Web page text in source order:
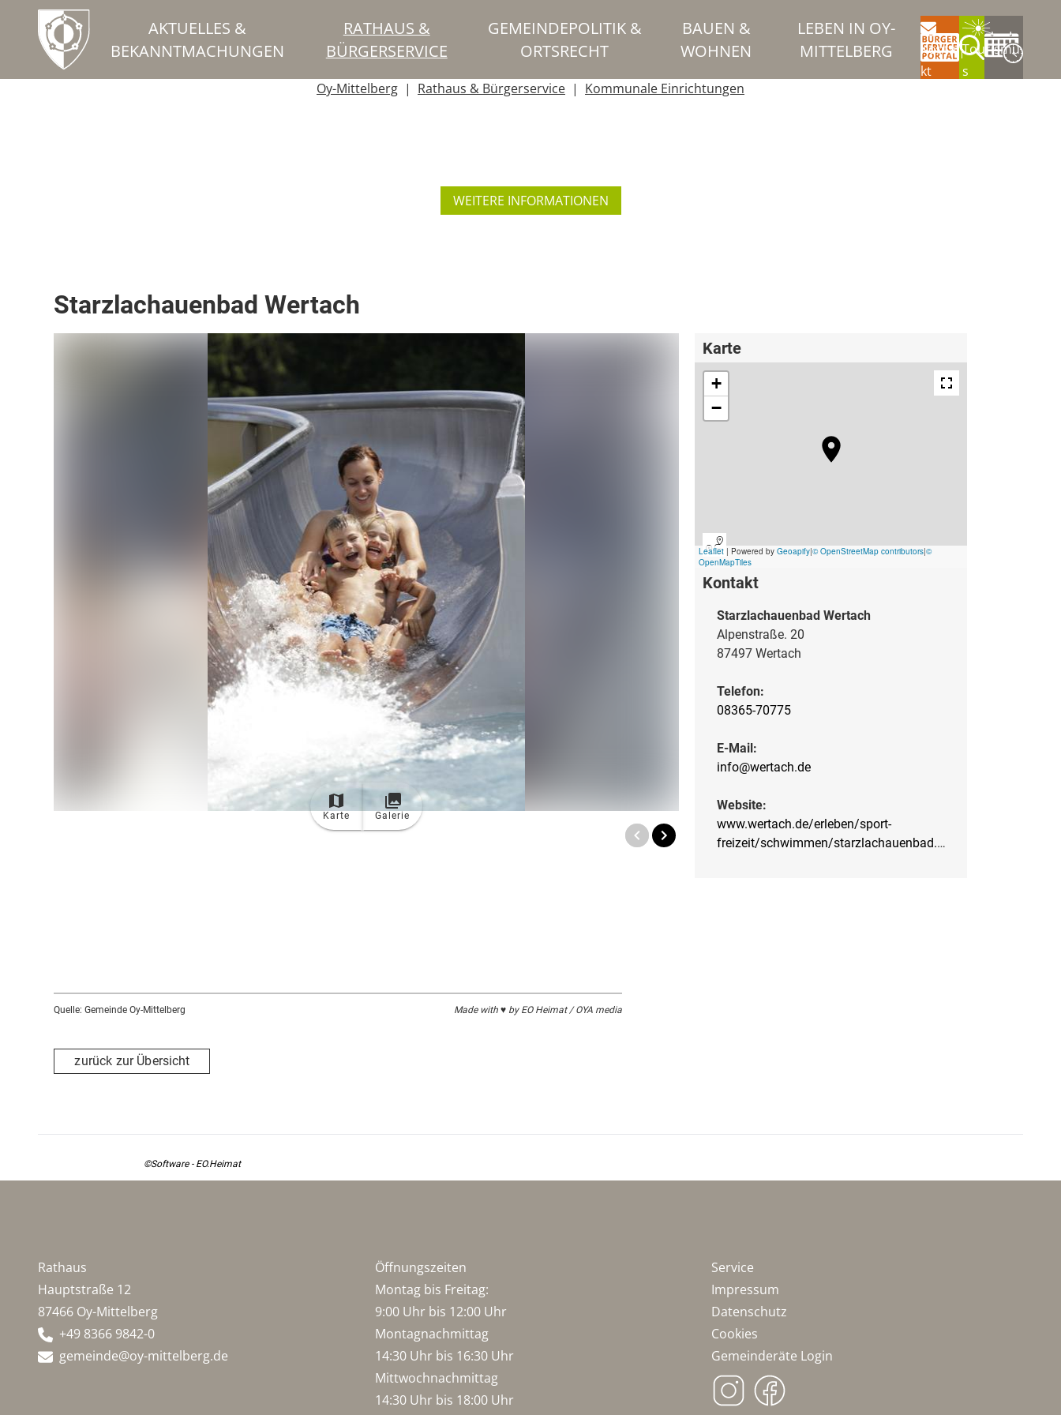
AKTUELLES &
BEKANNTMACHUNGEN
RATHAUS &
BÜRGERSERVICE
GEMEINDEPOLITIK &
ORTSRECHT
BAUEN &
WOHNEN
LEBEN IN OY-
MITTELBERG
Konta
kt
Tourismu
s
Oy-Mittelberg
Rathaus & Bürgerservice Kommunale Einrichtungen
WEITERE INFORMATIONEN
Starzlachauenbad Wertach
Karte Galerie
Quelle: Gemeinde Oy-Mittelberg Made with ♥ by EO Heimat / OYA media
zurück zur Übersicht
Karte
Kontakt
Starzlachauenbad Wertach
Alpenstraße. 20
87497 Wertach
Telefon:
08365-70775
E-Mail:
info@wertach.de
Website:
www.wertach.de/erleben/sport-
freizeit/schwimmen/starzlachauenbad.html
©Software - EO.Heimat
Rathaus
Hauptstraße 12
87466 Oy-Mittelberg
+49 8366 9842-0
gemeinde@oy-mittelberg.de
Öffnungszeiten
Montag bis Freitag:
9:00 Uhr bis 12:00 Uhr
Montagnachmittag
14:30 Uhr bis 16:30 Uhr
Mittwochnachmittag
14:30 Uhr bis 18:00 Uhr
Service
Impressum
Datenschutz
Cookies
Gemeinderäte Login